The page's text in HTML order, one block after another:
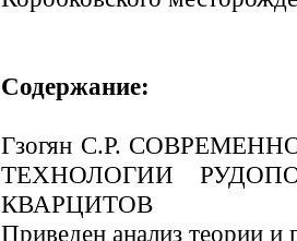
Содержание:
Гзогян С.Р.
ТЕХНОЛОГИИ
КВАРЦИТОВ
Приведен анализ теории и